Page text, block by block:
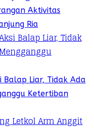
Aktivitas
Ria
Balap Liar, Tidak Ada
Ketertiban